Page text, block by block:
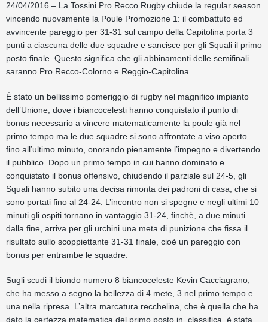
24/04/2016 – La Tossini Pro Recco Rugby chiude la regular season
vincendo nuovamente la Poule Promozione 1: il combattuto ed
avvincente pareggio per 31-31 sul campo della Capitolina porta 3
punti a ciascuna delle due squadre e sancisce per gli Squali il primo
posto finale. Questo significa che gli abbinamenti delle semifinali
saranno Pro Recco-Colorno e Reggio-Capitolina.
È stato un bellissimo pomeriggio di rugby nel magnifico impianto
dell’Unione, dove i biancocelesti hanno conquistato il punto di
bonus necessario a vincere matematicamente la poule già nel
primo tempo ma le due squadre si sono affrontate a viso aperto
fino all’ultimo minuto, onorando pienamente l’impegno e divertendo
il pubblico. Dopo un primo tempo in cui hanno dominato e
conquistato il bonus offensivo, chiudendo il parziale sul 24-5, gli
Squali hanno subito una decisa rimonta dei padroni di casa, che si
sono portati fino al 24-24. L’incontro non si spegne e negli ultimi 10
minuti gli ospiti tornano in vantaggio 31-24, finchè, a due minuti
dalla fine, arriva per gli urchini una meta di punizione che fissa il
risultato sullo scoppiettante 31-31 finale, cioè un pareggio con
bonus per entrambe le squadre.
Sugli scudi il biondo numero 8 biancoceleste Kevin Cacciagrano,
che ha messo a segno la bellezza di 4 mete, 3 nel primo tempo e
una nella ripresa. L’altra marcatura recchelina, che è quella che ha
dato la certezza matematica del primo posto in classifica, è stata